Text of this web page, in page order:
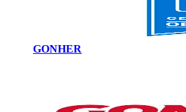
GONHER